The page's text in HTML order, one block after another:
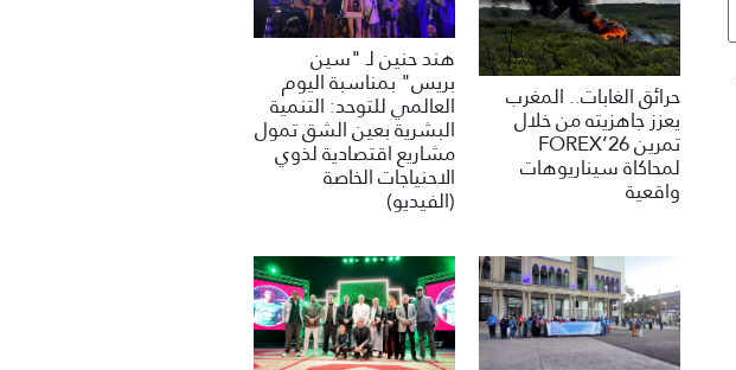
حرائق الغابات.. المغرب
يعزز جاهزيته من خلال
تمرين FOREX’26
لمحاكاة سيناريوهات
واقعية
هند حنين لـ "سين
بريس" بمناسبة اليوم
العالمي للتوحد: التنمية
البشرية بعين الشق تمول
مشاريع اقتصادية لذوي
الاحنياجات الخاصة
(الفيديو)